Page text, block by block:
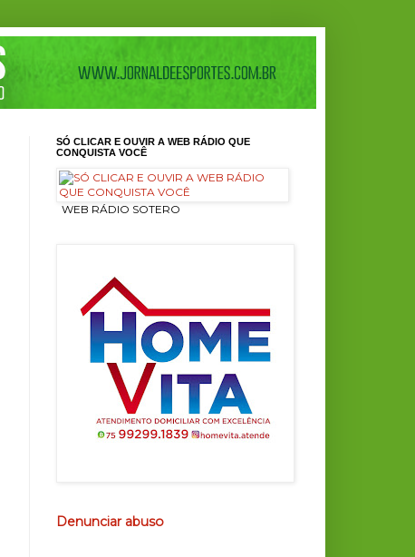
SÓ CLICAR E OUVIR A WEB RÁDIO QUE
CONQUISTA VOCÊ
ㅤ WEB RÁDIO SOTERO
Denunciar abuso